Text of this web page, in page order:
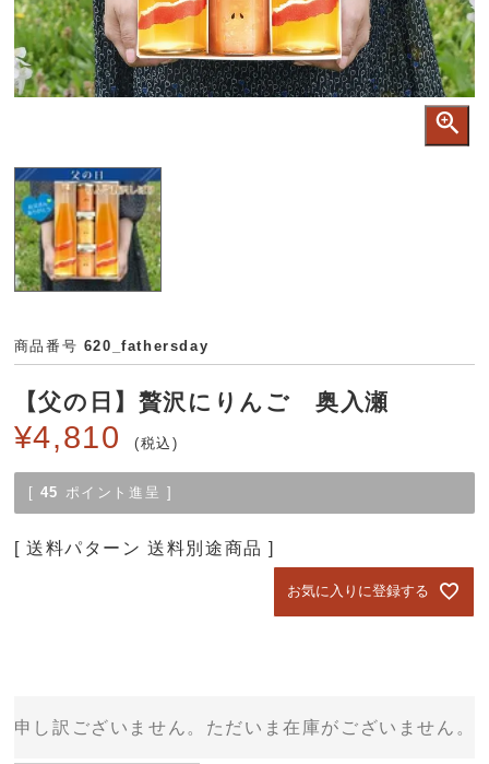
商品番号 620_fathersday
【父の日】贅沢にりんご 奥入瀬
¥4,810 税込
[ 45 ポイント進呈 ]
送料パターン 送料別途商品
お気に入りに登録する
申し訳ございません。ただいま在庫がございません。